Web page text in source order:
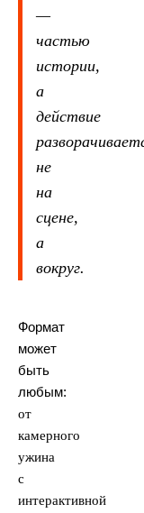
—
частью
истории,
а
действие
не
на
сцене,
а
вокруг.
Формат
может
быть
любым:
от
камерного
ужина
с
интерактивной